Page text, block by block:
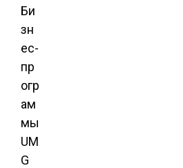
Би
зн
ес-
пр
огр
ам
мы
UM
G